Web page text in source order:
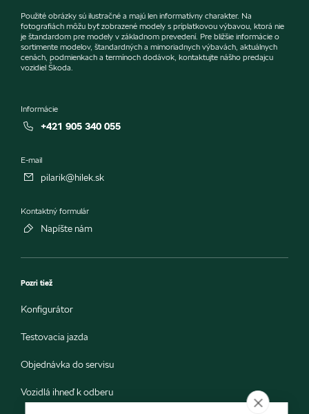
Použité obrázky sú ilustračné a majú len informatívny charakter. Na
fotografiách môžu byť zobrazené modely s príplatkovou výbavou, ktorá nie
je štandardom pre modely v základnom prevedení. Pre bližšie informácie o
sortimente modelov, štandardných a mimoriadnych výbavách, aktuálnych
cenách, podmienkach a termínoch dodávok, kontaktujte nášho predajcu
vozidiel Škoda.
Informácie
+421 905 340 055
E-mail
pilarik@hilek.sk
Kontaktný formulár
Napíšte nám
Pozri tiež
Konfigurátor
Testovacia jazda
Objednávka do servisu
Vozidlá ihneď k odberu